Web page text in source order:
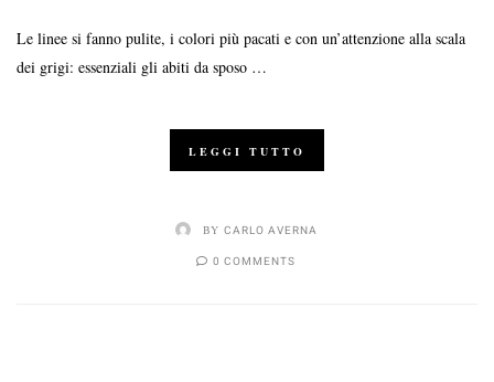
Le linee si fanno pulite, i colori più pacati e con un’attenzione alla scala
dei grigi: essenziali gli abiti da sposo …
LEGGI TUTTO
BY CARLO AVERNA
0 COMMENTS